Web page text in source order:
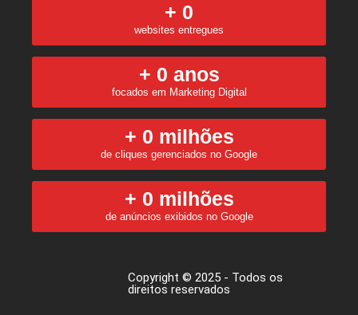
websites entregues
+ 0
focados em Marketing Digital
+ 0 anos
de cliques gerenciados no Google
+ 0 milhões
de anúncios exibidos no Google
+ 0 milhões
Copyright © 2025 - Todos os
direitos reservados